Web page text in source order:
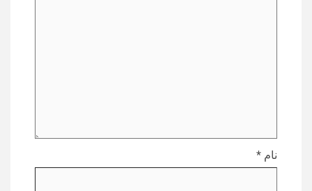
نام *